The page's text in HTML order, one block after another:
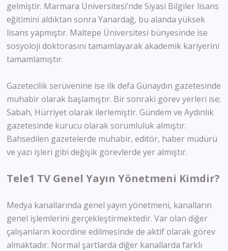
gelmiştir. Marmara Üniversitesi’nde Siyasi Bilgiler lisans
eğitimini aldıktan sonra Yanardağ, bu alanda yüksek
lisans yapmıştır. Maltepe Üniversitesi bünyesinde ise
sosyoloji doktorasını tamamlayarak akademik kariyerini
tamamlamıştır.
Gazetecilik serüvenine ise ilk defa Günaydın gazetesinde
muhabir olarak başlamıştır. Bir sonraki görev yerleri ise;
Sabah, Hürriyet olarak ilerlemiştir. Gündem ve Aydınlık
gazetesinde kurucu olarak sorumluluk almıştır.
Bahsedilen gazetelerde muhabir, editör, haber müdürü
ve yazı işleri gibi değişik görevlerde yer almıştır.
Tele1 TV Genel Yayın Yönetmeni Kimdir?
Medya kanallarında genel yayın yönetmeni, kanalların
genel işlemlerini gerçekleştirmektedir. Var olan diğer
çalışanların koordine edilmesinde de aktif olarak görev
almaktadır. Normal şartlarda diğer kanallarda farklı